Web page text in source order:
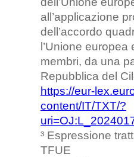
all’applicazione
dell’accordo
l’Unione europea
membri, da una
Repubblica del
https://eur-
content/IT/TXT/?
³ Espressione
TFUE